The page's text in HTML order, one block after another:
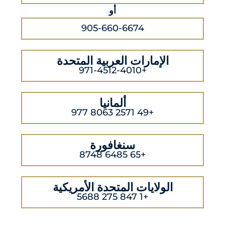
أو
905-660-6674
الإمارات العربية المتحدة
+971-4512-4010
ألمانيا
+49 2571 8063 977
سنغافورة
+65 6485 8748
الولايات المتحدة الأمريكية
+1 847 275 5688